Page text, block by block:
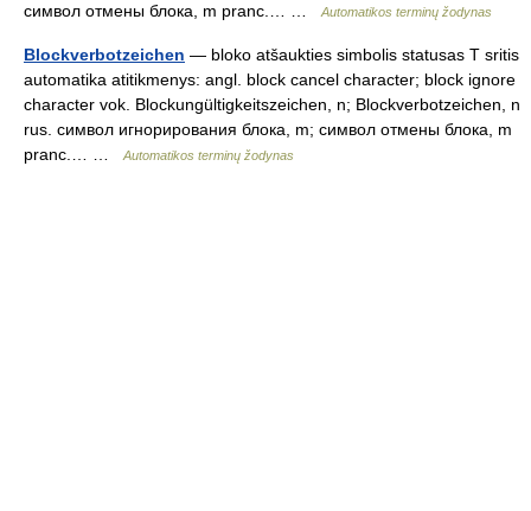
символ отмены блока, m pranc.… …
Automatikos terminų žodynas
Blockverbotzeichen — bloko atšaukties simbolis statusas T sritis
automatika atitikmenys: angl. block cancel character; block ignore
character vok. Blockungültigkeitszeichen, n; Blockverbotzeichen, n
rus. символ игнорирования блока, m; символ отмены блока, m
pranc.… …
Automatikos terminų žodynas